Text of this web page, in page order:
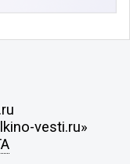
vesti.ru»